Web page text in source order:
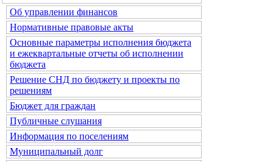
Об управлении финансов
Нормативные правовые акты
Основные параметры исполнения бюджета
и ежеквартальные отчеты об исполнении
бюджета
Решение СНД по бюджету и проекты по
решениям
Бюджет для граждан
Публичные слушания
Информация по поселениям
Муниципальный долг